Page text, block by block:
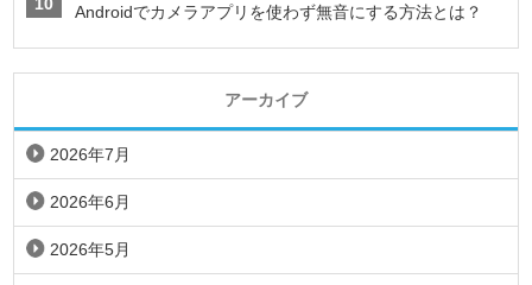
Androidでカメラアプリを使わず無音にする方法とは？
アーカイブ
2026年7月
2026年6月
2026年5月